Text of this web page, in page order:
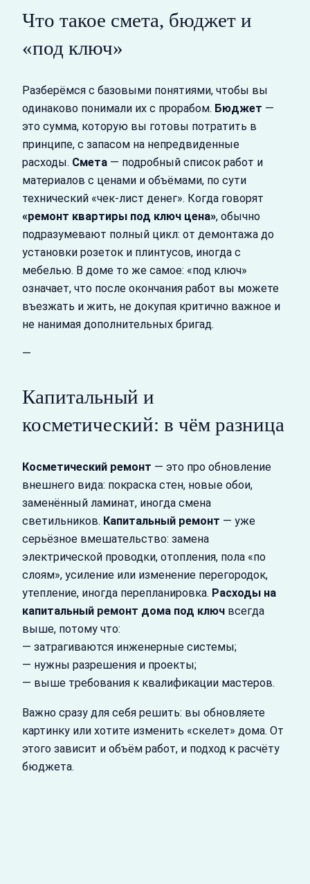
Что такое смета, бюджет и
«под ключ»
Разберёмся с базовыми понятиями, чтобы вы
одинаково понимали их с прорабом. Бюджет —
это сумма, которую вы готовы потратить в
принципе, с запасом на непредвиденные
расходы. Смета — подробный список работ и
материалов с ценами и объёмами, по сути
технический «чек-лист денег». Когда говорят
«ремонт квартиры под ключ цена», обычно
подразумевают полный цикл: от демонтажа до
установки розеток и плинтусов, иногда с
мебелью. В доме то же самое: «под ключ»
означает, что после окончания работ вы можете
въезжать и жить, не докупая критично важное и
не нанимая дополнительных бригад.
—
Капитальный и
косметический: в чём разница
Косметический ремонт — это про обновление
внешнего вида: покраска стен, новые обои,
заменённый ламинат, иногда смена
светильников. Капитальный ремонт — уже
серьёзное вмешательство: замена
электрической проводки, отопления, пола «по
слоям», усиление или изменение перегородок,
утепление, иногда перепланировка. Расходы на
капитальный ремонт дома под ключ всегда
выше, потому что:
— затрагиваются инженерные системы;
— нужны разрешения и проекты;
— выше требования к квалификации мастеров.
Важно сразу для себя решить: вы обновляете
картинку или хотите изменить «скелет» дома. От
этого зависит и объём работ, и подход к расчёту
бюджета.